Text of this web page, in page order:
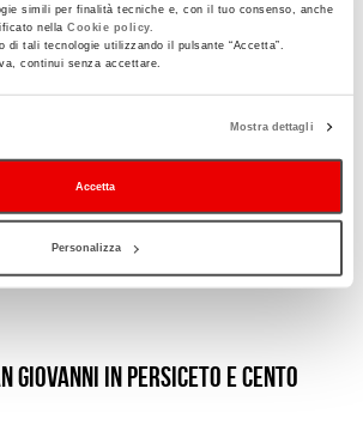
simili per finalità tecniche e, con il tuo consenso, anche
nellaCookie policy.
di tali tecnologie utilizzando il pulsante “Accetta”.
continui senza accettare.
Mostra dettagli
Accetta
Personalizza
la sicurezza delle manifestazioni e per
mostre, ricerche e laboratori, tra cui
tutti i Carnevali Storici dell’Emilia-
link
Giovanni in Persiceto e Cento